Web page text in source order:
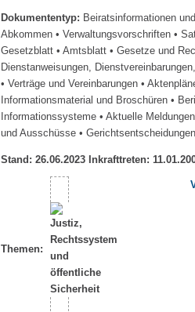
Dokumententyp: Beiratsinformationen
Abkommen • Verwaltungsvorschriften •
Gesetzblatt • Amtsblatt • Gesetze und
Dienstanweisungen,
• Verträge und Vereinbarungen •
Informationsmaterial und Broschüren •
Informationssysteme • Aktuelle
und Ausschüsse • Gerichtsentscheidungen
Stand: 26.06.2023 Inkrafttreten:
Themen: